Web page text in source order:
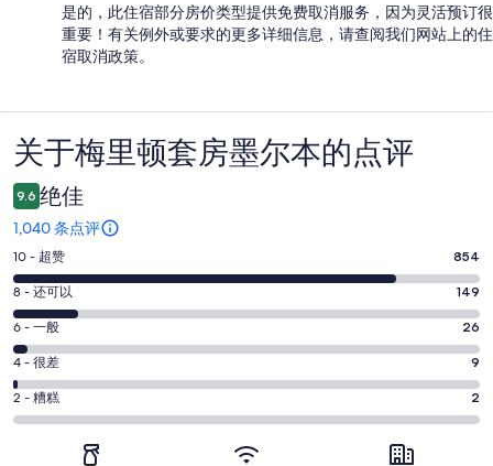
是的，此住宿部分房价类型提供免费取消服务，因为灵活预订很
重要！有关例外或要求的更多详细信息，请查阅我们网站上的住
宿取消政策。
点
评
关于梅里顿套房墨尔本的点评
9.6 绝佳
1,040 条点评
10
分
-
超
赞。
854
条
好
10 - 超赞 854
8
分
-
还
可
以。
8 - 还可以 149
6
分
-
一
般。
6 - 一般 26
4
分
-
4 - 很差 9
2
分
2 - 糟糕 2